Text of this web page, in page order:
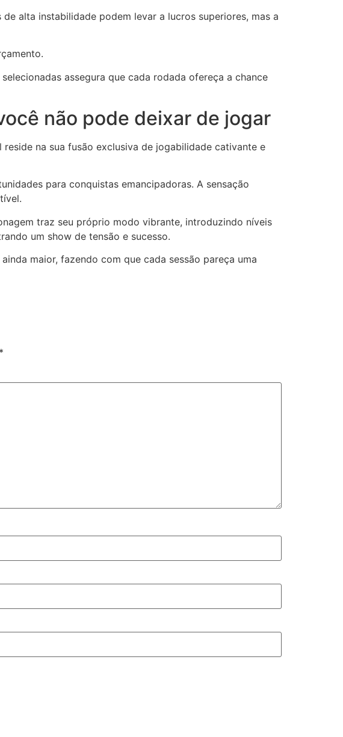
alta instabilidade podem levar a lucros superiores, mas a
assegura que cada rodada ofereça a chance
não pode deixar de jogar
na sua fusão exclusiva de jogabilidade cativante e
para conquistas emancipadoras. A sensação
traz seu próprio modo vibrante, introduzindo níveis
um show de tensão e sucesso.
maior, fazendo com que cada sessão pareça uma
*